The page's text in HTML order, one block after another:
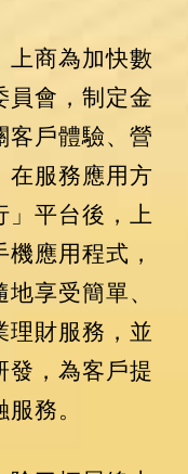
上商為加快數
員會，制定金
客戶體驗、營
在服務應用方
」平台後，上
應用程式，
享受簡單、
理財服務，並
發，為客戶提
務。